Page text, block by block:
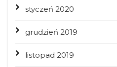
styczeń 2020
grudzień 2019
listopad 2019